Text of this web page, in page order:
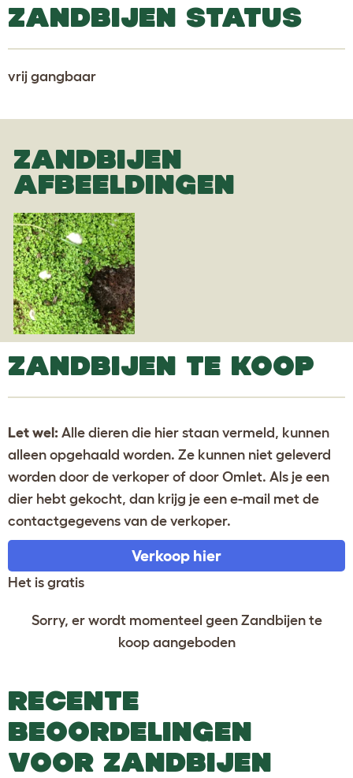
ZANDBIJEN STATUS
vrij gangbaar
ZANDBIJEN
AFBEELDINGEN
ZANDBIJEN TE KOOP
Let wel: Alle dieren die hier staan vermeld, kunnen
alleen opgehaald worden. Ze kunnen niet geleverd
worden door de verkoper of door Omlet. Als je een
dier hebt gekocht, dan krijg je een e-mail met de
contactgegevens van de verkoper.
Verkoop hier
Het is gratis
Sorry, er wordt momenteel geen Zandbijen te
koop aangeboden
RECENTE
BEOORDELINGEN
VOOR ZANDBIJEN